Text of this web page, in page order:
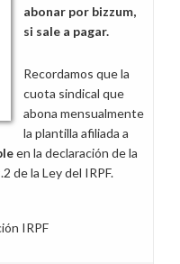
abonar por bizzum,
si sale a pagar.
Recordamos que la
cuota sindical que
abona mensualmente
la plantilla afiliada a
en la declaración de la
de la Ley del IRPF.
IRPF